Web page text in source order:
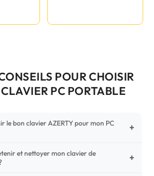
POUR CHOISIR
PC PORTABLE
le bon clavier AZERTY pour mon PC
+
tromper, vérifiez trois points critiques sur
: la disposition (AZERTY Français), la
et nettoyer mon clavier de
+